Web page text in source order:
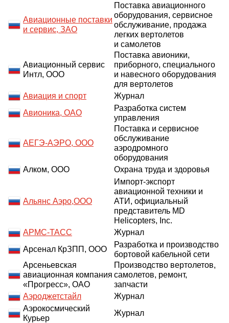
Авиационные поставки
и сервис, ЗАО
Поставка авиационного
оборудования, сервисное
обслуживание, продажа
легких вертолетов
и самолетов
Авиационный сервис
Интл, ООО
Поставка авионики,
приборного, специального
и навесного оборудования
для вертолетов
Авиация и спорт
Журнал
Авионика, ОАО
Разработка систем
управления
АЕГЭ-АЭРО, ООО
Поставка и сервисное
обслуживание
аэродромного
оборудования
Алком, ООО
Охрана труда и здоровья
Альянс Аэро,ООО
Импорт-экспорт
авиационной техники и
АТИ, официальный
представитель MD
Helicopters, Inc.
АРМС-ТАСС
Журнал
Арсенал КрЗПП, ООО
Разработка и производство
бортовой кабельной сети
Арсеньевская
авиационная компания
«Прогресс», ОАО
Производство вертолетов,
самолетов, ремонт,
запчасти
Аэроджетстайл
Журнал
Аэрокосмический
Курьер
Журнал